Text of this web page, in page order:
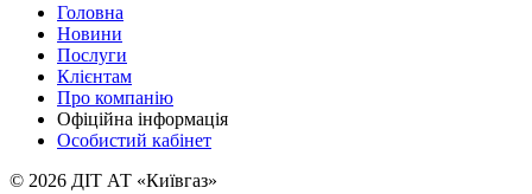
Головна
Новини
Послуги
Клієнтам
Про компанію
Офіційна інформація
Особистий кабінет
© 2026 ДІТ АТ «Київгаз»